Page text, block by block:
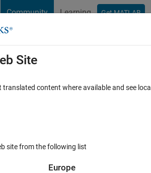
Community Learning Get MATLAB
Cody
MATLAB FAQs
学習による分類
Site
translated content where available and see
site from the following list
Europe